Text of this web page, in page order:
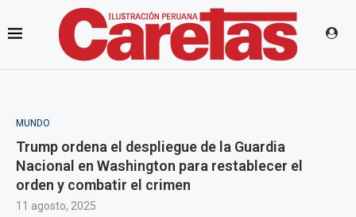
MUNDO
Trump ordena el despliegue de la Guardia
Nacional en Washington para restablecer el
orden y combatir el crimen
11 agosto, 2025